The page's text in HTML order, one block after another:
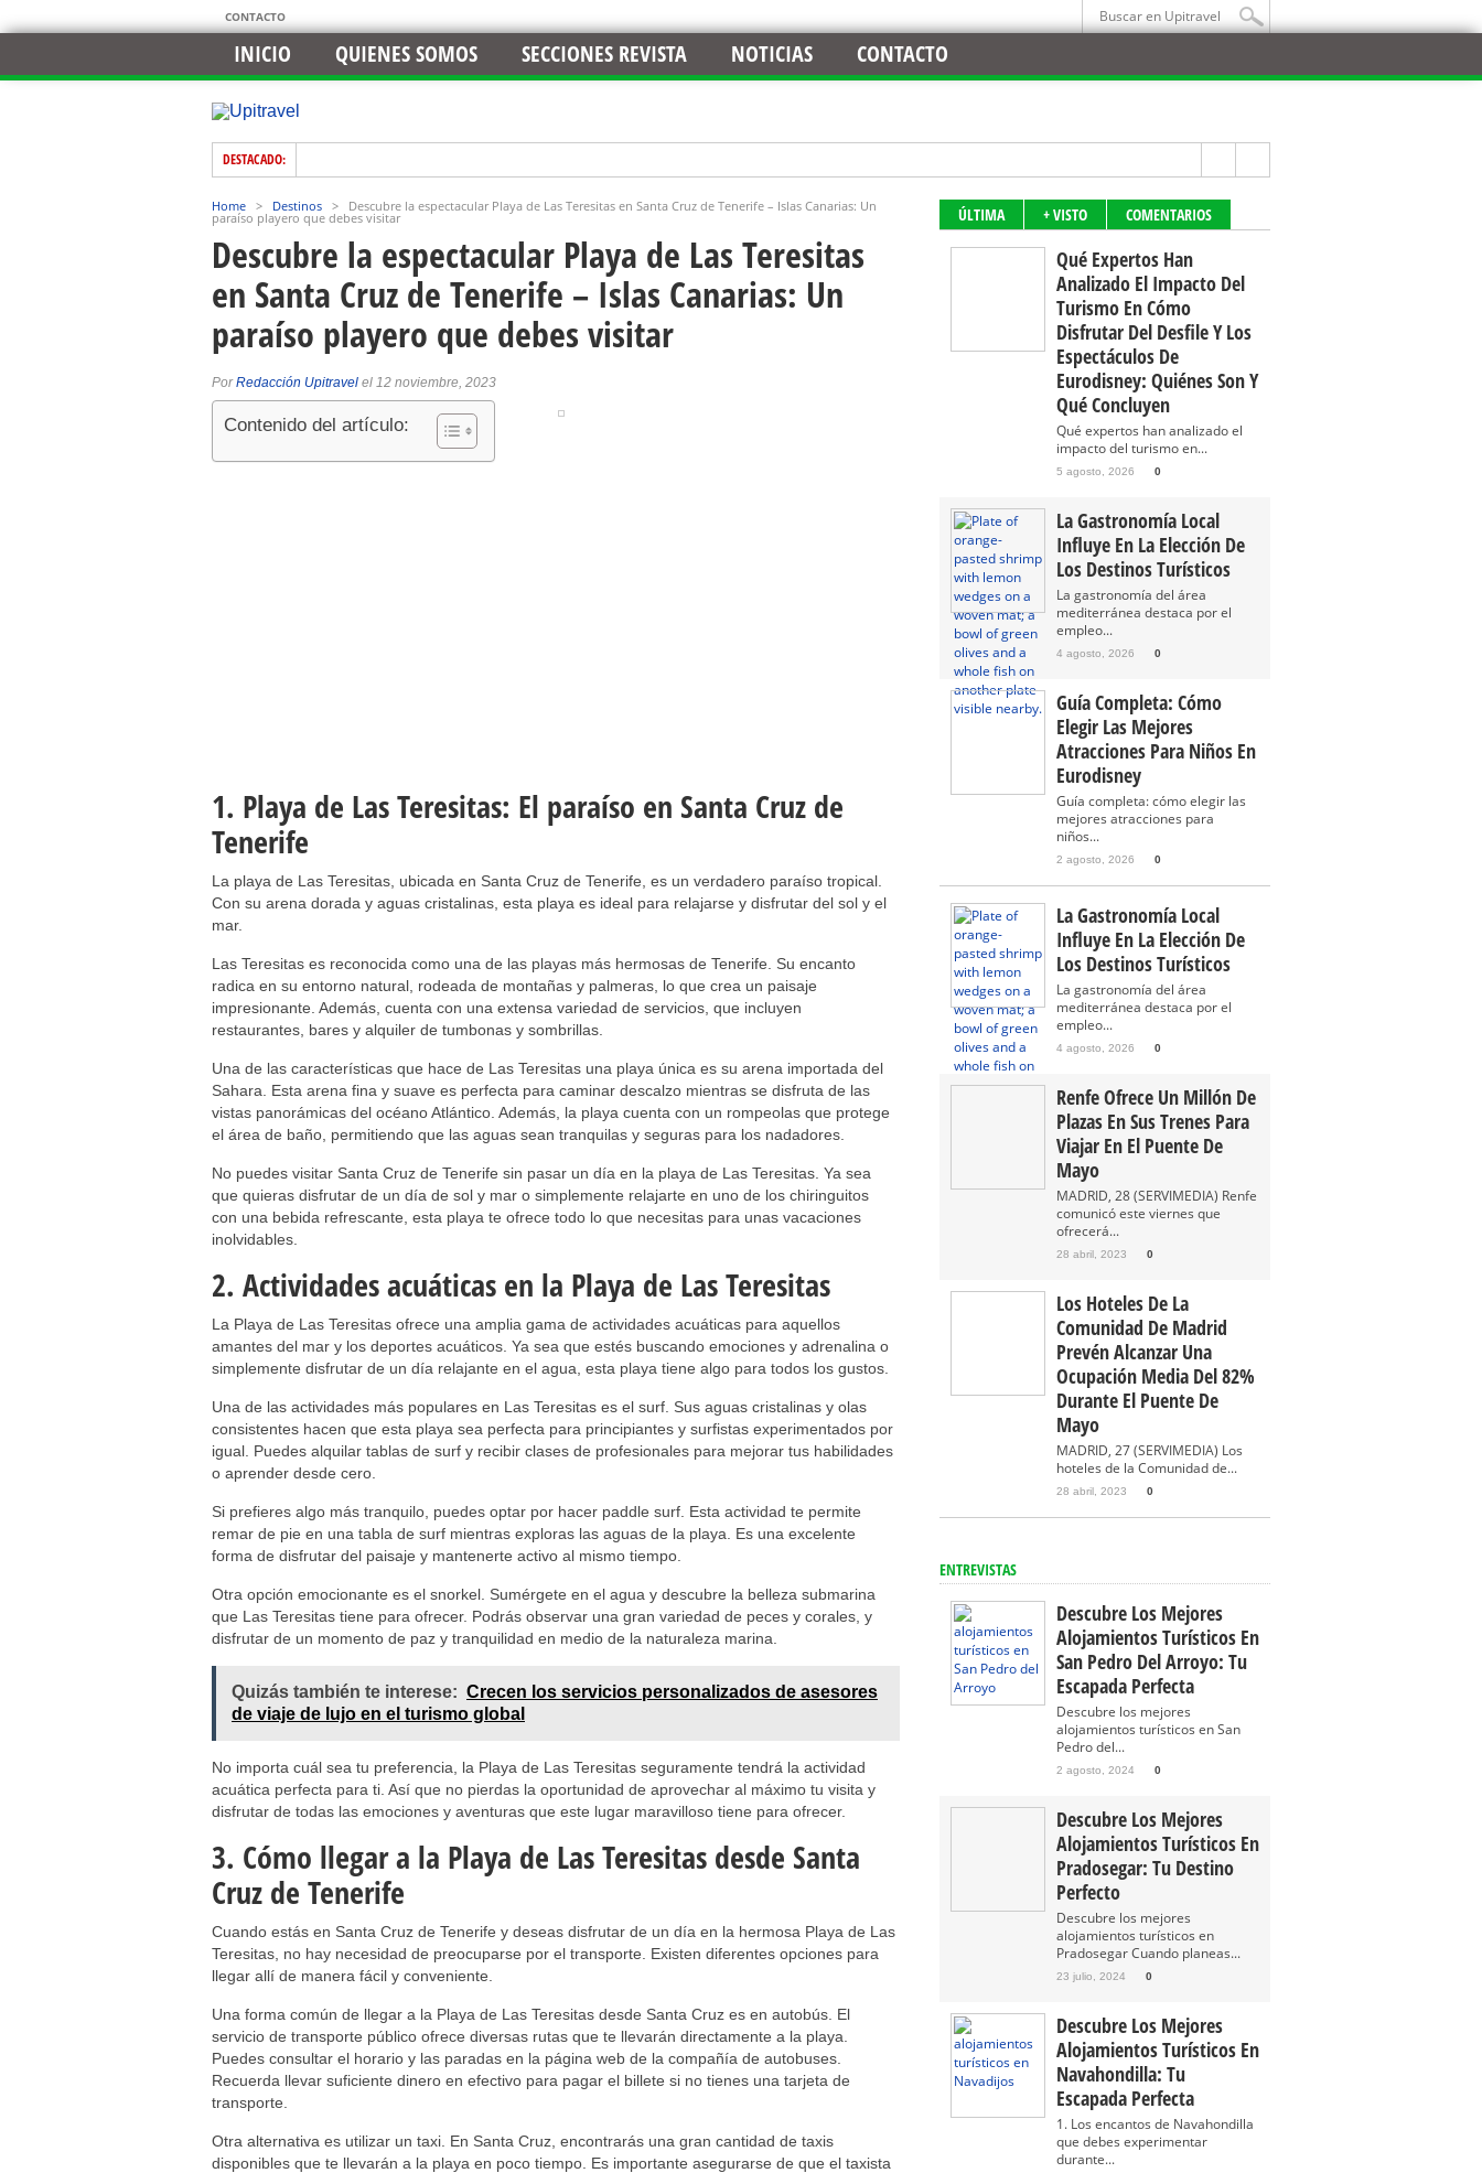
CONTACTO
INICIO QUIENES SOMOS SECCIONES REVISTA NOTICIAS CONTACTO
DESTACADO:
Home > Destinos > Descubre la espectacular Playa de Las Teresitas en Santa Cruz de Tenerife – Islas Canarias: Un
paraíso playero que debes visitar
Descubre la espectacular Playa de Las Teresitas
en Santa Cruz de Tenerife – Islas Canarias: Un
paraíso playero que debes visitar
PorRedacción Upitravel el 12 noviembre, 2023
Contenido del artículo:
1. Playa de Las Teresitas: El paraíso en Santa Cruz de
Tenerife
La playa de Las Teresitas, ubicada en Santa Cruz de Tenerife, es un verdadero paraíso tropical.
Con su arena dorada y aguas cristalinas, esta playa es ideal para relajarse y disfrutar del sol y el
mar.
Las Teresitas es reconocida como una de las playas más hermosas de Tenerife. Su encanto
radica en su entorno natural, rodeada de montañas y palmeras, lo que crea un paisaje
impresionante. Además, cuenta con una extensa variedad de servicios, que incluyen
restaurantes, bares y alquiler de tumbonas y sombrillas.
Una de las características que hace de Las Teresitas una playa única es su arena importada del
Sahara. Esta arena fina y suave es perfecta para caminar descalzo mientras se disfruta de las
vistas panorámicas del océano Atlántico. Además, la playa cuenta con un rompeolas que protege
el área de baño, permitiendo que las aguas sean tranquilas y seguras para los nadadores.
No puedes visitar Santa Cruz de Tenerife sin pasar un día en la playa de Las Teresitas. Ya sea
que quieras disfrutar de un día de sol y mar o simplemente relajarte en uno de los chiringuitos
con una bebida refrescante, esta playa te ofrece todo lo que necesitas para unas vacaciones
inolvidables.
2. Actividades acuáticas en la Playa de Las Teresitas
La Playa de Las Teresitas ofrece una amplia gama de actividades acuáticas para aquellos
amantes del mar y los deportes acuáticos. Ya sea que estés buscando emociones y adrenalina o
simplemente disfrutar de un día relajante en el agua, esta playa tiene algo para todos los gustos.
Una de las actividades más populares en Las Teresitas es el surf. Sus aguas cristalinas y olas
consistentes hacen que esta playa sea perfecta para principiantes y surfistas experimentados por
igual. Puedes alquilar tablas de surf y recibir clases de profesionales para mejorar tus habilidades
o aprender desde cero.
Si prefieres algo más tranquilo, puedes optar por hacer paddle surf. Esta actividad te permite
remar de pie en una tabla de surf mientras exploras las aguas de la playa. Es una excelente
forma de disfrutar del paisaje y mantenerte activo al mismo tiempo.
Otra opción emocionante es el snorkel. Sumérgete en el agua y descubre la belleza submarina
que Las Teresitas tiene para ofrecer. Podrás observar una gran variedad de peces y corales, y
disfrutar de un momento de paz y tranquilidad en medio de la naturaleza marina.
Quizás también te interese: Crecen los servicios personalizados de asesores
de viaje de lujo en el turismo global
No importa cuál sea tu preferencia, la Playa de Las Teresitas seguramente tendrá la actividad
acuática perfecta para ti. Así que no pierdas la oportunidad de aprovechar al máximo tu visita y
disfrutar de todas las emociones y aventuras que este lugar maravilloso tiene para ofrecer.
3. Cómo llegar a la Playa de Las Teresitas desde Santa
Cruz de Tenerife
Cuando estás en Santa Cruz de Tenerife y deseas disfrutar de un día en la hermosa Playa de Las
Teresitas, no hay necesidad de preocuparse por el transporte. Existen diferentes opciones para
llegar allí de manera fácil y conveniente.
Una forma común de llegar a la Playa de Las Teresitas desde Santa Cruz es en autobús. El
servicio de transporte público ofrece diversas rutas que te llevarán directamente a la playa.
Puedes consultar el horario y las paradas en la página web de la compañía de autobuses.
Recuerda llevar suficiente dinero en efectivo para pagar el billete si no tienes una tarjeta de
transporte.
Otra alternativa es utilizar un taxi. En Santa Cruz, encontrarás una gran cantidad de taxis
disponibles que te llevarán a la playa en poco tiempo. Es importante asegurarse de que el taxista
ÚLTIMA + VISTO COMENTARIOS
Qué Expertos Han
Analizado El Impacto Del
Turismo En Cómo
Disfrutar Del Desfile Y Los
Espectáculos De
Eurodisney: Quiénes Son Y
Qué Concluyen
Qué expertos han analizado el
impacto del turismo en...
5 agosto, 2026 0
La Gastronomía Local
Influye En La Elección De
Los Destinos Turísticos
La gastronomía del área
mediterránea destaca por el
empleo...
4 agosto, 2026 0
Guía Completa: Cómo
Elegir Las Mejores
Atracciones Para Niños En
Eurodisney
Guía completa: cómo elegir las
mejores atracciones para
niños...
2 agosto, 2026 0
La Gastronomía Local
Influye En La Elección De
Los Destinos Turísticos
La gastronomía del área
mediterránea destaca por el
empleo...
4 agosto, 2026 0
Renfe Ofrece Un Millón De
Plazas En Sus Trenes Para
Viajar En El Puente De
Mayo
MADRID, 28 (SERVIMEDIA) Renfe
comunicó este viernes que
ofrecerá...
28 abril, 2023 0
Los Hoteles De La
Comunidad De Madrid
Prevén Alcanzar Una
Ocupación Media Del 82%
Durante El Puente De
Mayo
MADRID, 27 (SERVIMEDIA) Los
hoteles de la Comunidad de...
28 abril, 2023 0
ENTREVISTAS
Descubre Los Mejores
Alojamientos Turísticos En
San Pedro Del Arroyo: Tu
Escapada Perfecta
Descubre los mejores
alojamientos turísticos en San
Pedro del...
2 agosto, 2024 0
Descubre Los Mejores
Alojamientos Turísticos En
Pradosegar: Tu Destino
Perfecto
Descubre los mejores
alojamientos turísticos en
Pradosegar Cuando planeas...
23 julio, 2024 0
Descubre Los Mejores
Alojamientos Turísticos En
Navahondilla: Tu
Escapada Perfecta
1. Los encantos de Navahondilla
que debes experimentar
durante...